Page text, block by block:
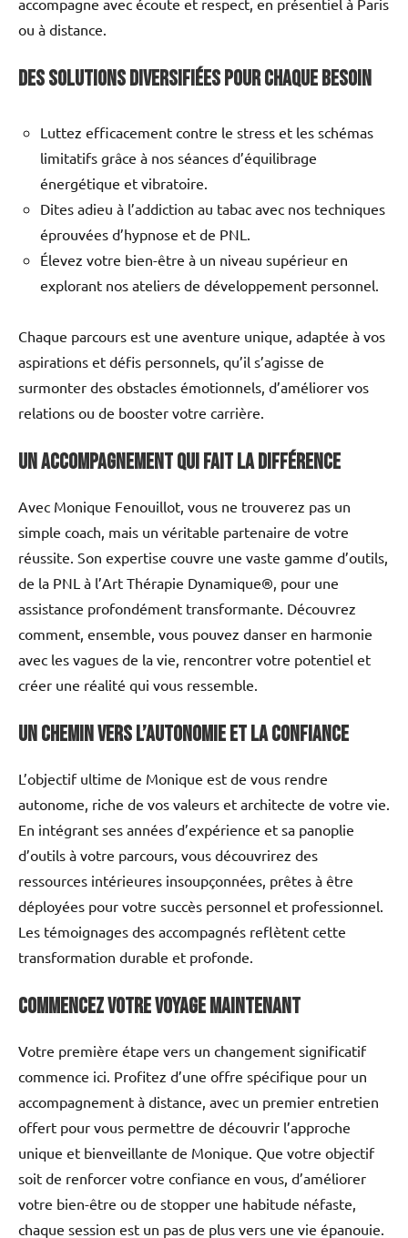
ou à distance.
Des solutions diversifiées pour chaque besoin
Luttez efficacement contre le stress et les schémas
limitatifs grâce à nos séances d’équilibrage
énergétique et vibratoire.
Dites adieu à l’addiction au tabac avec nos techniques
éprouvées d’hypnose et de PNL.
Élevez votre bien-être à un niveau supérieur en
explorant nos ateliers de développement personnel.
Chaque parcours est une aventure unique, adaptée à vos
aspirations et défis personnels, qu’il s’agisse de
surmonter des obstacles émotionnels, d’améliorer vos
relations ou de booster votre carrière.
Un accompagnement qui fait la différence
Avec Monique Fenouillot, vous ne trouverez pas un
simple coach, mais un véritable partenaire de votre
réussite. Son expertise couvre une vaste gamme d’outils,
de la PNL à l’Art Thérapie Dynamique®, pour une
assistance profondément transformante. Découvrez
comment, ensemble, vous pouvez danser en harmonie
avec les vagues de la vie, rencontrer votre potentiel et
créer une réalité qui vous ressemble.
Un chemin vers l’autonomie et la confiance
L’objectif ultime de Monique est de vous rendre
autonome, riche de vos valeurs et architecte de votre vie.
En intégrant ses années d’expérience et sa panoplie
d’outils à votre parcours, vous découvrirez des
ressources intérieures insoupçonnées, prêtes à être
déployées pour votre succès personnel et professionnel.
Les témoignages des accompagnés reflètent cette
transformation durable et profonde.
Commencez votre voyage maintenant
Votre première étape vers un changement significatif
commence ici. Profitez d’une offre spécifique pour un
accompagnement à distance, avec un premier entretien
offert pour vous permettre de découvrir l’approche
unique et bienveillante de Monique. Que votre objectif
soit de renforcer votre confiance en vous, d’améliorer
votre bien-être ou de stopper une habitude néfaste,
chaque session est un pas de plus vers une vie épanouie.